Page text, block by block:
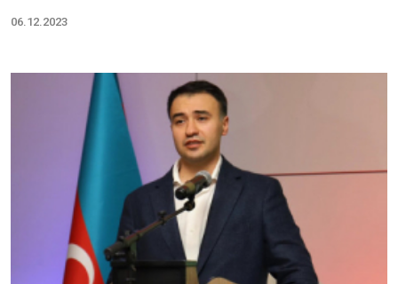
06.12.2023